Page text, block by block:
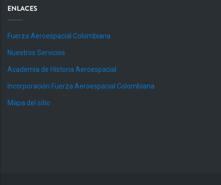
ENLACES
Fuerza Aeroespacial Colombiana
Nuestros Servicios
Academia de Historia Aeroespacial
Incorporación Fuerza Aeroespacial Colombiana
Mapa del sitio